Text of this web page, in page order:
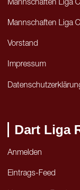
Mannschaften Liga
Mannschaften Liga
Vorstand
Impressum
Dart Liga
Anmelden
Eintrags-Feed